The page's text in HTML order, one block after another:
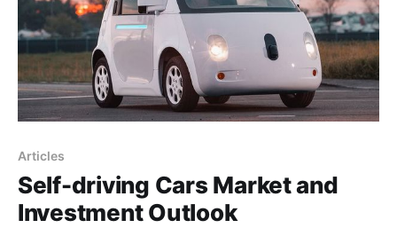
Articles
Self-driving Cars Market and
Investment Outlook